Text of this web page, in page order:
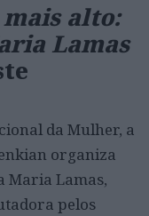
alto:
Lamas
da Mulher, a
organiza
Maria Lamas,
pelos